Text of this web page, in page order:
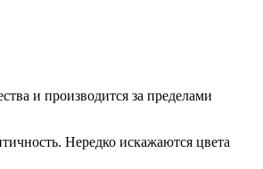
и производится за пределами
Нередко искажаются цвета